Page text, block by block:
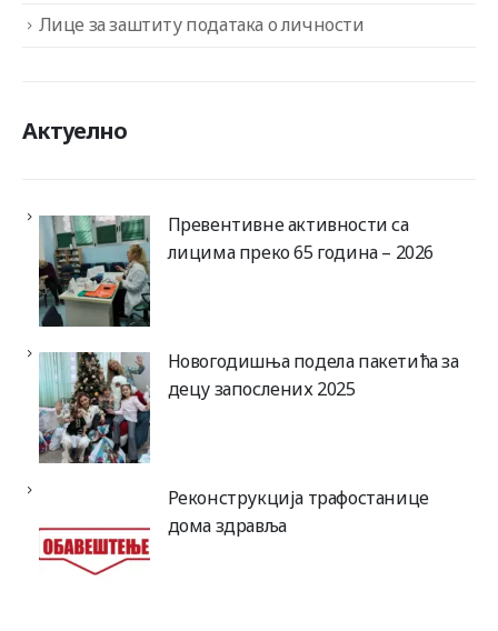
Лице за заштиту података о личности
Актуелно
Превентивне активности са
лицима преко 65 година – 2026
Новогодишња подела пакетића за
децу запослених 2025
Реконструкција трафостанице
дома здравља